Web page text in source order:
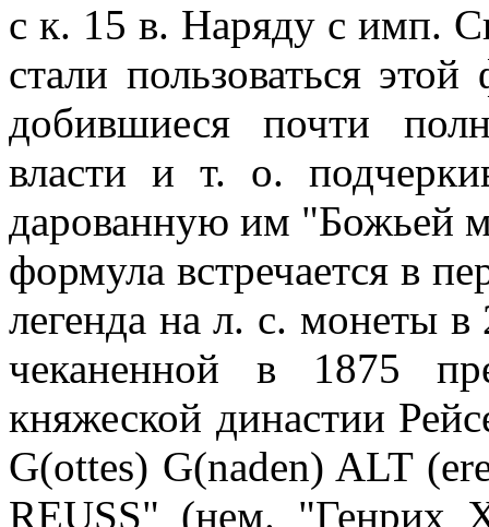
с к. 15 в. Наряду с имп.
стали пользоваться
добившиеся почти
власти и т. о.
дарованную им "Божьей
формула встречается в
легенда на л. с. монеты
чеканенной в 1875
княжеской династии
G(ottes) G(naden) ALT
REUSS" (нем. "Генрих